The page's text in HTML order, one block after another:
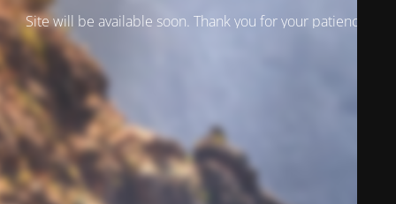
Site will be available soon. Thank you for your patience!